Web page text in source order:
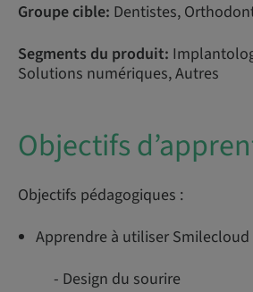
Groupe cible: Dentistes,
Segments du produit:
Solutions numériques, Autres
Objectifs
Objectifs pédagogiques :
Apprendre à utiliser Smilecloud
- Design du sourire